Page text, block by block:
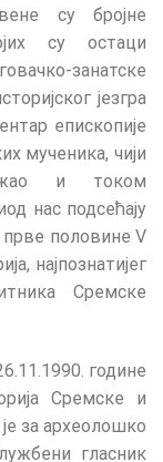
су бројне
су остаци
занатске
језгра
епископије
мученика, чији
и током
нас подсећају
прве половине V
најпознатијег
Сремске
године
Сремске и
за археолошко
гласник